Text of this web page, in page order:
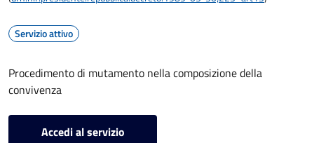
Servizio attivo
Procedimento di mutamento nella composizione della
convivenza
Accedi al servizio